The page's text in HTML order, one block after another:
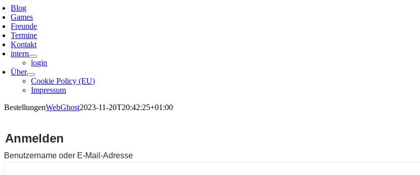
Blog
Games
Freunde
Termine
Kontakt
intern
login
Über
Cookie Policy (EU)
Impressum
BestellungenWebGhost2023-11-20T20:42:25+01:00
Anmelden
Benutzername oder E-Mail-Adresse